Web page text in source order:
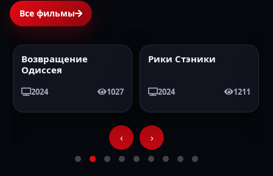
Все фильмы
2024 HD
Возвращение
Одиссея
2024 1027
2024 HD
Рики Стэники
2024 1211
‹ ›